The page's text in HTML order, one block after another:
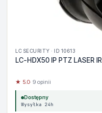
LC SECURITY · ID 10613
LC-HDX50 IP PTZ LASER IR
★ 5.0· 9 opinii
Dostępny
Wysyłka 24h